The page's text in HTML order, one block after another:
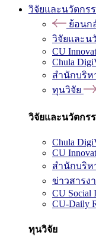
วิจัยและนวัตกร
ย้อนก
วิจัยและน
CU
Chula
สำนักบริห
ทุนวิจัย
วิจัยและนวัตกร
Chula
CU
สำนักบริห
ข่าวสารง
CU Social
CU-Daily
ทุนวิจัย